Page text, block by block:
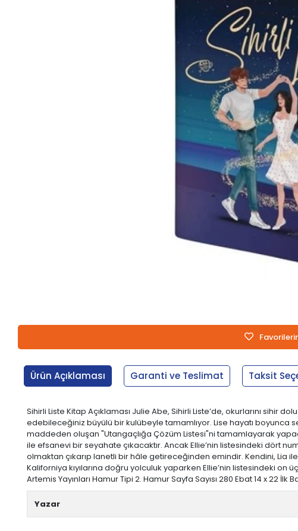
Ürün Açıklaması Garanti ve Teslimat Taksit
Sihirli Liste Kitap Açıklaması Julie Abe, Sihirli Liste’de, okurlarını sihir
edebileceğiniz büyülü bir kulübeyle tamamlıyor. Lise hayatı boyunca
maddeden oluşan "Utangaçlığa Çözüm Listesi"ni tamamlayarak
ile efsanevi bir seyahate çıkacaktır. Ancak Ellie’nin listesindeki dört
olmaktan çıkarıp lanetli bir hâle getireceğinden emindir. Kendini, Lia
Kaliforniya kıyılarına doğru yolculuk yaparken Ellie’nin listesindeki on
Artemis Yayınları Hamur Tipi 2. Hamur Sayfa Sayısı 280 Ebat 14 x 22 İlk
Yazar